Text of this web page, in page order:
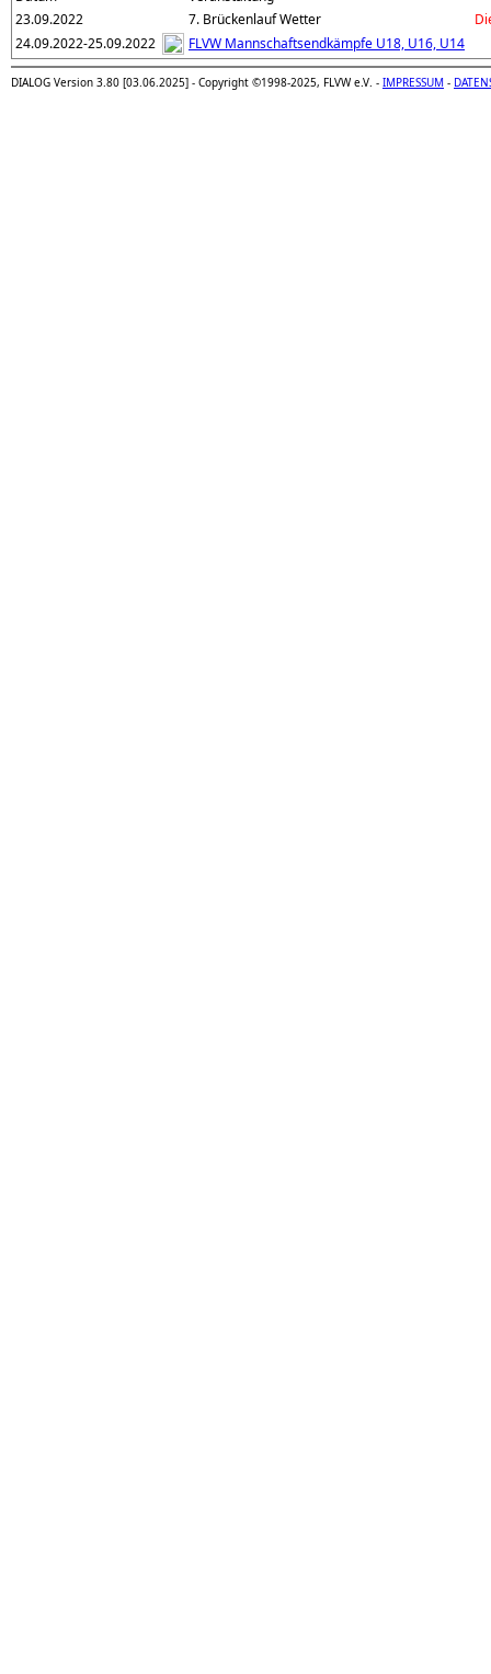
23.09.2022
7. Brückenlauf Wetter
24.09.2022-25.09.2022
FLVW Mannschaftsendkämpfe U18, U16, U14
DIALOG Version 3.80 [03.06.2025] - Copyright ©1998-2025, FLVW e.V. - IMPRESSUM -